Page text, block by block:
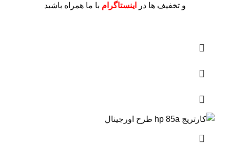
و تخفیف ها در
اینستاگرام با ما همراه باشید